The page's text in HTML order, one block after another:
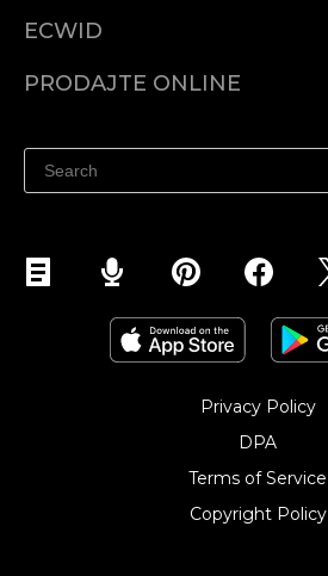
ECWID
PRODAJTE ONLINE
Privacy Policy
DPA
Terms of Service
Copyright Policy‎